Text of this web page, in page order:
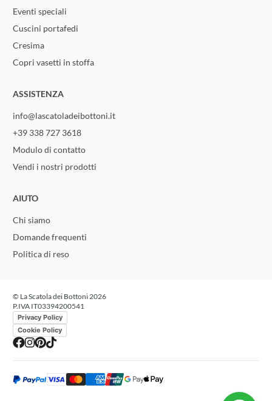
Eventi speciali
Cuscini portafedi
Cresima
Copri vasetti in stoffa
ASSISTENZA
info@lascatoladeibottoni.it
+39 338 727 3618
Modulo di contatto
Vendi i nostri prodotti
AIUTO
Chi siamo
Domande frequenti
Politica di reso
© La Scatola dei Bottoni 2026
P.IVA IT03394200541
Privacy Policy
Cookie Policy